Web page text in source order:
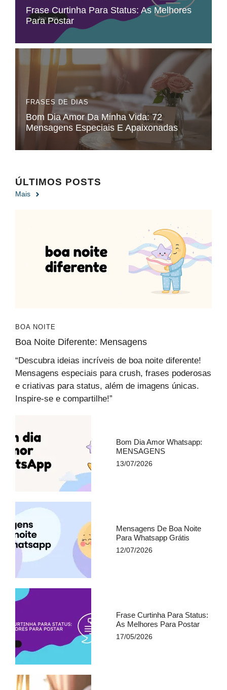
Frase Curtinha Para Status: As Melhores
Para Postar
FRASES DE DIAS
Bom Dia Amor Da Minha Vida​: 72
Mensagens Especiais E Apaixonadas
ÚLTIMOS POSTS
Mais
BOA NOITE
Boa Noite Diferente​: Mensagens
“Descubra ideias incríveis de boa noite diferente!
Mensagens especiais para crush, frases poderosas
e criativas para status, além de imagens únicas.
Inspire-se e compartilhe!”
Bom Dia Amor Whatsapp​:
MENSAGENS
13/07/2026
Mensagens De Boa Noite
Para Whatsapp Grátis​
12/07/2026
Frase Curtinha Para Status:
As Melhores Para Postar
17/05/2026